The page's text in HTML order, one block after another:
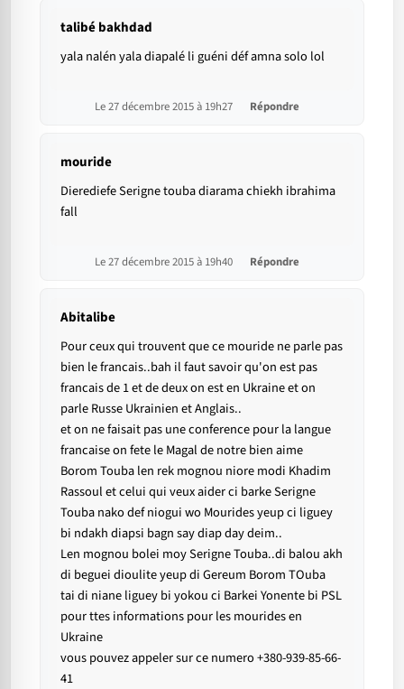
talibé bakhdad
yala nalén yala diapalé li guéni déf amna solo lol
Le 27 décembre 2015 à 19h27 Répondre
mouride
Dierediefe Serigne touba diarama chiekh ibrahima
fall
Le 27 décembre 2015 à 19h40 Répondre
Abitalibe
Pour ceux qui trouvent que ce mouride ne parle pas
bien le francais..bah il faut savoir qu'on est pas
francais de 1 et de deux on est en Ukraine et on
parle Russe Ukrainien et Anglais..
et on ne faisait pas une conference pour la langue
francaise on fete le Magal de notre bien aime
Borom Touba len rek mognou niore modi Khadim
Rassoul et celui qui veux aider ci barke Serigne
Touba nako def niogui wo Mourides yeup ci liguey
bi ndakh diapsi bagn say diap day deim..
Len mognou bolei moy Serigne Touba..di balou akh
di beguei dioulite yeup di Gereum Borom TOuba
tai di niane liguey bi yokou ci Barkei Yonente bi PSL
pour ttes informations pour les mourides en
Ukraine
vous pouvez appeler sur ce numero +380-939-85-66-
41